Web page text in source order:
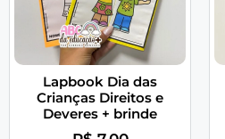
Lapbook Dia das
Crianças Direitos e
Deveres + brinde